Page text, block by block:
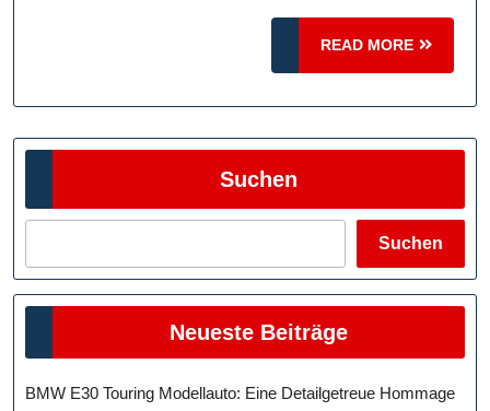
In
READ MORE
READ
MORE
Suchen
Suchen
Neueste Beiträge
BMW E30 Touring Modellauto: Eine Detailgetreue Hommage